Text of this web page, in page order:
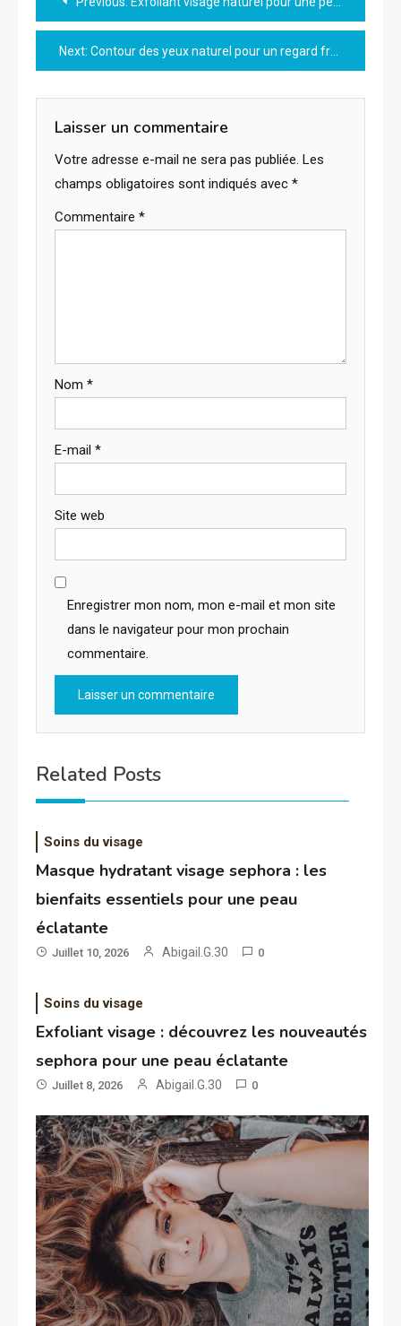
de
l’article
Next: Contour des yeux naturel pour un regard frais et lumineux
Laisser un commentaire
Votre adresse e-mail ne sera pas publiée. Les
champs obligatoires sont indiqués avec *
Commentaire *
Nom *
E-mail *
Site web
Enregistrer mon nom, mon e-mail et mon site
dans le navigateur pour mon prochain
commentaire.
Related Posts
Soins du visage
Masque hydratant visage sephora : les
bienfaits essentiels pour une peau
éclatante
Juillet 10, 2026 Abigail.G.30 0
Soins du visage
Exfoliant visage : découvrez les nouveautés
sephora pour une peau éclatante
Juillet 8, 2026 Abigail.G.30 0